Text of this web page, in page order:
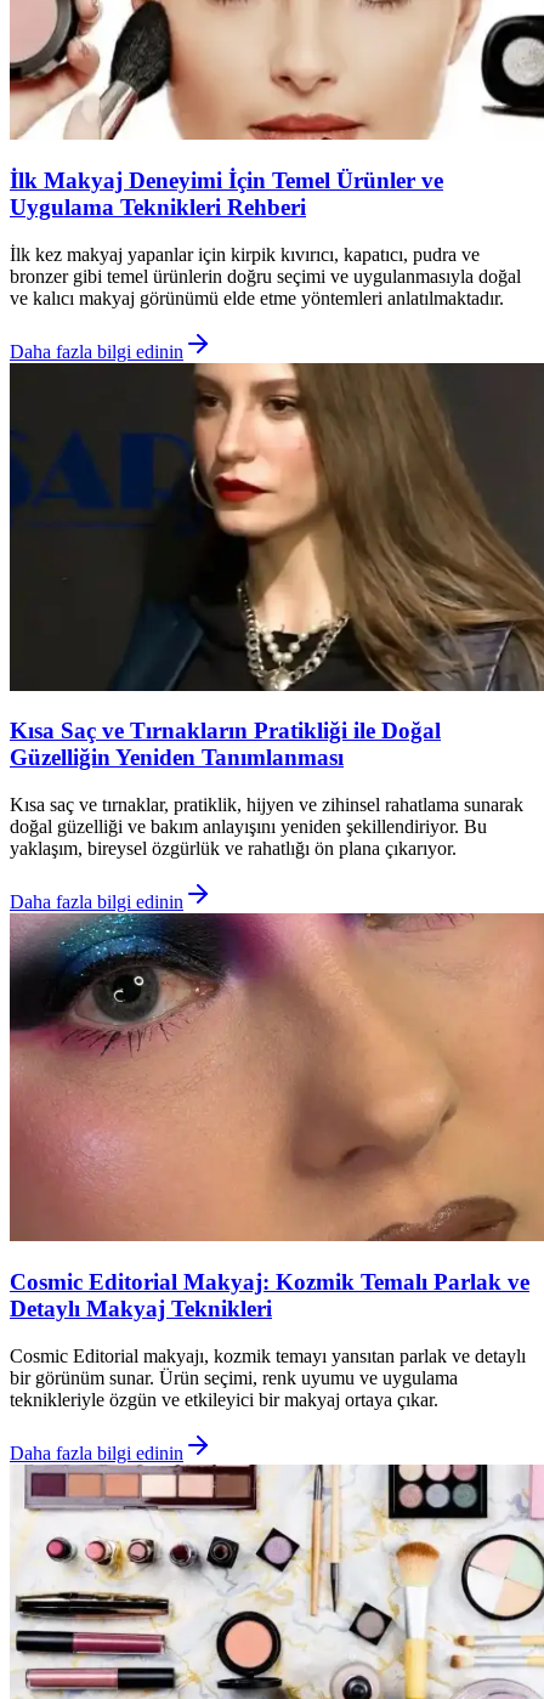
İlk Makyaj Deneyimi İçin Temel Ürünler ve
Uygulama Teknikleri Rehberi
İlk kez makyaj yapanlar için kirpik kıvırıcı, kapatıcı, pudra ve
bronzer gibi temel ürünlerin doğru seçimi ve uygulanmasıyla doğal
ve kalıcı makyaj görünümü elde etme yöntemleri anlatılmaktadır.
Daha fazla bilgi edinin
Kısa Saç ve Tırnakların Pratikliği ile Doğal
Güzelliğin Yeniden Tanımlanması
Kısa saç ve tırnaklar, pratiklik, hijyen ve zihinsel rahatlama sunarak
doğal güzelliği ve bakım anlayışını yeniden şekillendiriyor. Bu
yaklaşım, bireysel özgürlük ve rahatlığı ön plana çıkarıyor.
Daha fazla bilgi edinin
Cosmic Editorial Makyaj: Kozmik Temalı Parlak ve
Detaylı Makyaj Teknikleri
Cosmic Editorial makyajı, kozmik temayı yansıtan parlak ve detaylı
bir görünüm sunar. Ürün seçimi, renk uyumu ve uygulama
teknikleriyle özgün ve etkileyici bir makyaj ortaya çıkar.
Daha fazla bilgi edinin